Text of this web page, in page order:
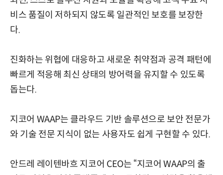
비스 품질이 저하되지 않도록 일관적인 보호를 보장한
다.
진화하는 위협에 대응하고 새로운 취약점과 공격 패턴에
빠르게 적응해 최신 상태의 방어력을 유지할 수 있도록
돕는다.
지코어 WAAP는 클라우드 기반 솔루션으로 보안 전문가
와 기술 전문 지식이 없는 사용자도 쉽게 구현할 수 있다.
안드레 레이텐바흐 지코어 CEO는 “지코어 WAAP의 출